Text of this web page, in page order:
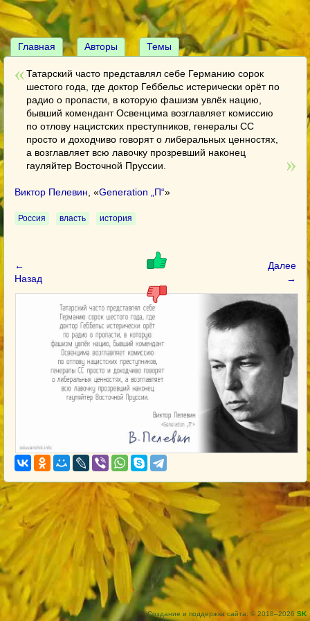
Главная Авторы Темы
Татарский часто представлял себе Германию сорок
шестого года, где доктор Геббельс истерически орёт по
радио о пропасти, в которую фашизм увлёк нацию,
бывший комендант Освенцима возглавляет комиссию
по отлову нацистских преступников, генералы CС
просто и доходчиво говорят о либеральных ценностях,
а возглавляет всю лавочку прозревший наконец
гауляйтер Восточной Пруссии.
Виктор Пелевин , «Generation „П“»
Россия власть история
←
Назад
Далее
→
Создание и поддержка сайта: © 2018–2026 SK